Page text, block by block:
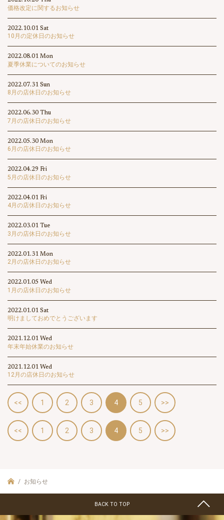
価格改定に関するお知らせ
2022.10.01 Sat
10月の定休日のお知らせ
2022.08.01 Mon
夏季休業についてのお知らせ
2022.07.31 Sun
8月の店休日のお知らせ
2022.06.30 Thu
7月の店休日のお知らせ
2022.05.30 Mon
6月の店休日のお知らせ
2022.04.29 Fri
5月の店休日のお知らせ
2022.04.01 Fri
4月の店休日のお知らせ
2022.03.01 Tue
3月の店休日のお知らせ
2022.01.31 Mon
2月の店休日のお知らせ
2022.01.05 Wed
1月の店休日のお知らせ
2022.01.01 Sat
明けましておめでとうございます
2021.12.01 Wed
年末年始休業のお知らせ
2021.12.01 Wed
12月の店休日のお知らせ
<< 1 2 3 4 5 >>
<< 1 2 3 4 5 >>
お知らせ
BACK TO TOP